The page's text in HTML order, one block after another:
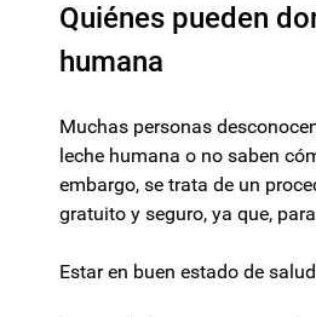
Quiénes pueden
humana
Muchas personas
leche humana o no saben
embargo, se trata de un
gratuito y seguro, ya que,
Estar en buen estado de